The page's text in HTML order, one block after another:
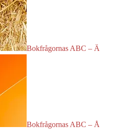
Bokfrågornas ABC – Ä
Bokfrågornas ABC – Å